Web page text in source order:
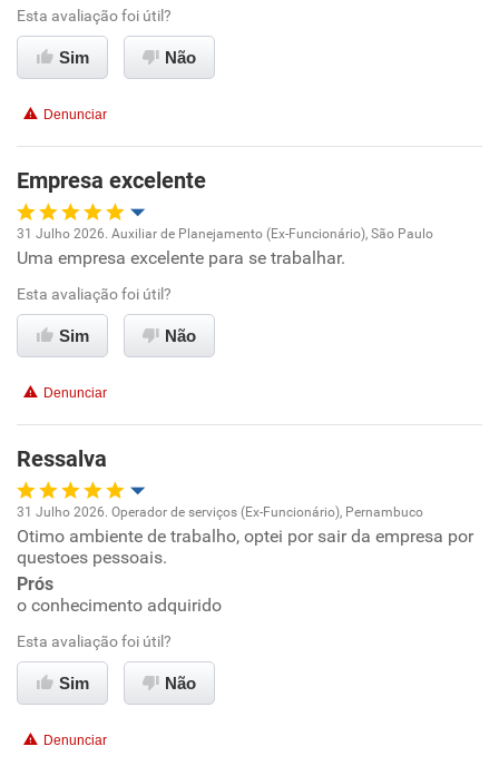
Ambiente de trabalho
Benefícios
Não recomenda esta empresa
Não recomenda a diretoria
Esta avaliação foi útil?
Sim Não
Denunciar
Empresa excelente
Oportunidade de promoção
Ambiente de trabalho
Benefícios
Recomenda esta empresa
Recomenda a diretoria
31 Julho 2026. Auxiliar de Planejamento (Ex-Funcionário), São Paulo
Uma empresa excelente para se trabalhar.
Esta avaliação foi útil?
Sim Não
Denunciar
Ressalva
Oportunidade de promoção
Ambiente de trabalho
Conciliação com a vida familiar
Benefícios
31 Julho 2026. Operador de serviços (Ex-Funcionário), Pernambuco
Otimo ambiente de trabalho, optei por sair da empresa por
questoes pessoais.
Prós
o conhecimento adquirido
Esta avaliação foi útil?
Sim Não
Denunciar